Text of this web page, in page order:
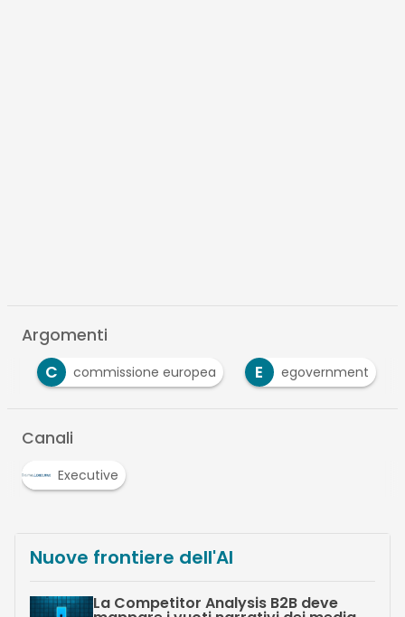
Argomenti
C commissione europea E egovernment
Canali
Executive
Nuove frontiere dell'AI
La Competitor Analysis B2B deve